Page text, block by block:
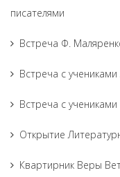
писателями
Встреча Ф.
Встреча с
Встреча с
Открытие
Квартирник Веры